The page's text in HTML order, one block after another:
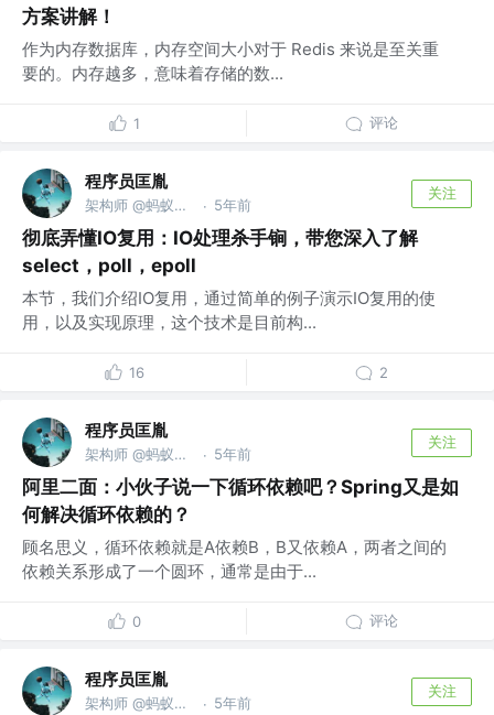
方案讲解！
作为内存数据库，内存空间大小对于 Redis 来说是至关重
要的。内存越多，意味着存储的数...
1 评论
程序员匡胤
架构师 @蚂蚁金服 · 5年前
关注
彻底弄懂IO复用：IO处理杀手锏，带您深入了解
select，poll，epoll
本节，我们介绍IO复用，通过简单的例子演示IO复用的使
用，以及实现原理，这个技术是目前构...
16 2
程序员匡胤
架构师 @蚂蚁金服 · 5年前
关注
阿里二面：小伙子说一下循环依赖吧？Spring又是如
何解决循环依赖的？
顾名思义，循环依赖就是A依赖B，B又依赖A，两者之间的
依赖关系形成了一个圆环，通常是由于...
0 评论
程序员匡胤
架构师 @蚂蚁金服 · 5年前
关注